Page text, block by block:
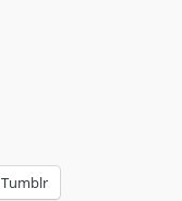
Tumblr